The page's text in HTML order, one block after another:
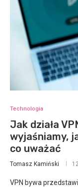
Technologia
Jak działa
wyjaśniamy,
co uważać
Tomasz Kamiński
VPN bywa